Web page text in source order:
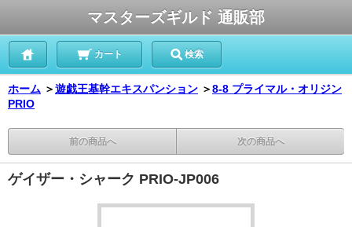
マスターズギルド 通販部
カート 検索
ホーム ＞遊戯王基幹エキスパンション ＞8-8 プライマル・オリジン
PRIO
前の商品へ 次の商品へ
ゲイザー・シャーク PRIO-JP006